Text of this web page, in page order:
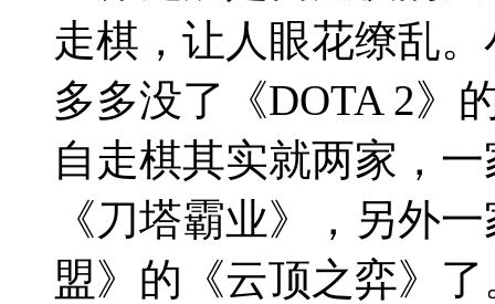
走棋，让人眼花缭乱
多多没了《DOTA 2》
自走棋其实就两家，
《刀塔霸业》，另外
盟》的《云顶之弈》了